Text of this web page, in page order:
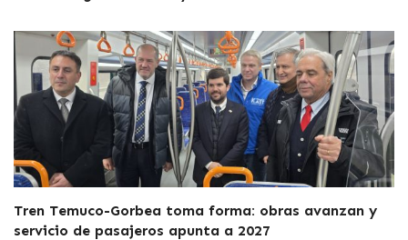
Tren Temuco-Gorbea toma forma: obras avanzan y
servicio de pasajeros apunta a 2027